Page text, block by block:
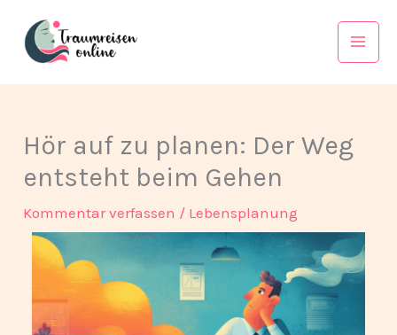
Inhalt
springen
Hör auf zu planen: Der Weg
entsteht beim Gehen
Kommentar verfassen / Lebensplanung